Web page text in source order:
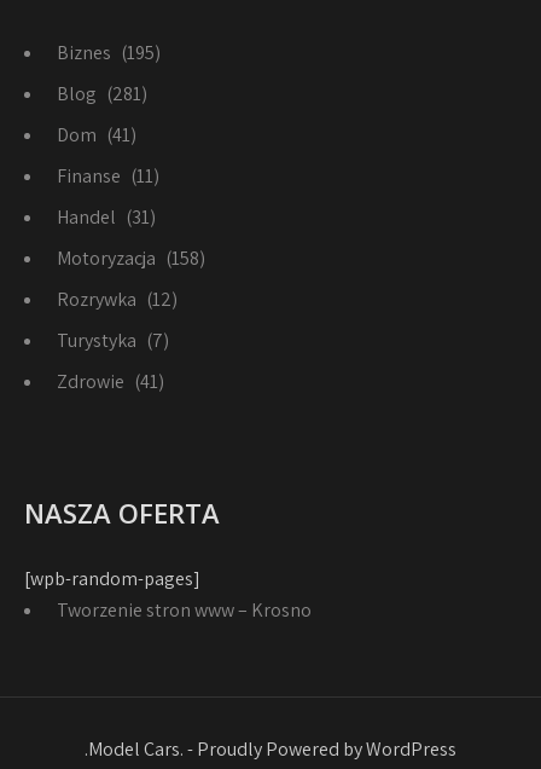
Biznes (195)
Blog (281)
Dom (41)
Finanse (11)
Handel (31)
Motoryzacja (158)
Rozrywka (12)
Turystyka (7)
Zdrowie (41)
NASZA OFERTA
[wpb-random-pages]
Tworzenie stron www – Krosno
.Model Cars. - Proudly Powered by WordPress